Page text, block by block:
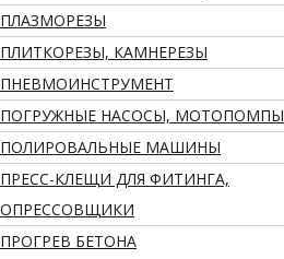
ПЛАЗМОРЕЗЫ
ПЛИТКОРЕЗЫ, КАМНЕРЕЗЫ
ПНЕВМОИНСТРУМЕНТ
ПОГРУЖНЫЕ НАСОСЫ, МОТОПОМПЫ
ПОЛИРОВАЛЬНЫЕ МАШИНЫ
ПРЕСС-КЛЕЩИ ДЛЯ ФИТИНГА,
ОПРЕССОВЩИКИ
ПРОГРЕВ БЕТОНА